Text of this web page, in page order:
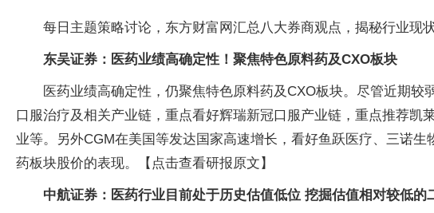
每日主题策略讨论，东方财富网汇总八大券商观点，揭秘行业现
东吴证券：医药业绩高确定性！聚焦特色原料药及CXO板块
医药业绩高确定性，仍聚焦特色原料药及CXO板块。尽管近期
口服治疗及相关产业链，重点看好辉瑞新冠口服产业链，重点推荐
业等。另外CGM在美国等发达国家高速增长，看好鱼跃医疗、三诺
药板块股价的表现。【点击查看研报原文】
中航证券：医药行业目前处于历史估值低位 挖掘估值相对较低的